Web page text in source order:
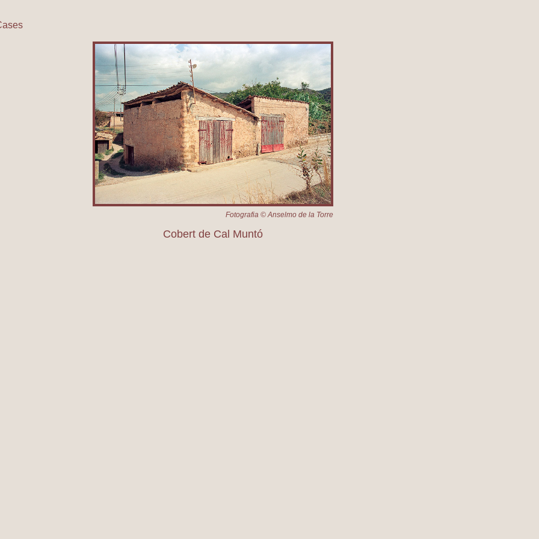
de Cal Muntó
Fotografia © Anselmo de la Torre
Cobert de Cal Muntó